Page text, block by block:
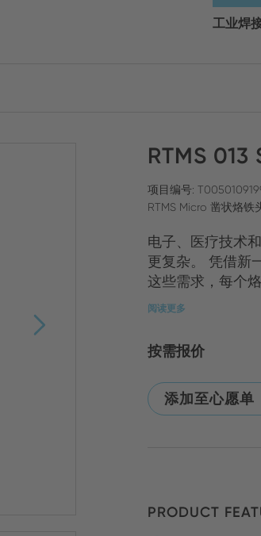
工业焊
关闭搜索
请选择您的地区
RTMS 013
项目编号:
RTMS Micro 凿状烙铁
电子、医疗技术
更复杂。 凭借新
这些需求，每个
阅读更多
按需报价
添加至心愿单
PRODUCT